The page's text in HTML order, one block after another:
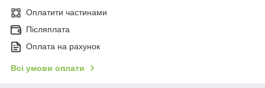
Оплатити частинами
Післяплата
Оплата на рахунок
Всі умови оплати